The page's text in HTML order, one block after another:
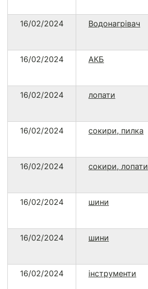
16/02/2024 Водонагрівач
16/02/2024 АКБ
16/02/2024 лопати
16/02/2024 сокири, пилка
16/02/2024 сокири, лопати
16/02/2024 шини
16/02/2024 шини
16/02/2024 інструменти